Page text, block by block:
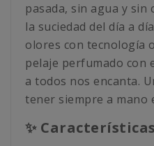
pasada, sin agua y sin
la suciedad del día a
olores con tecnología
pelaje perfumado con
a todos nos encanta.
tener siempre a mano
✨